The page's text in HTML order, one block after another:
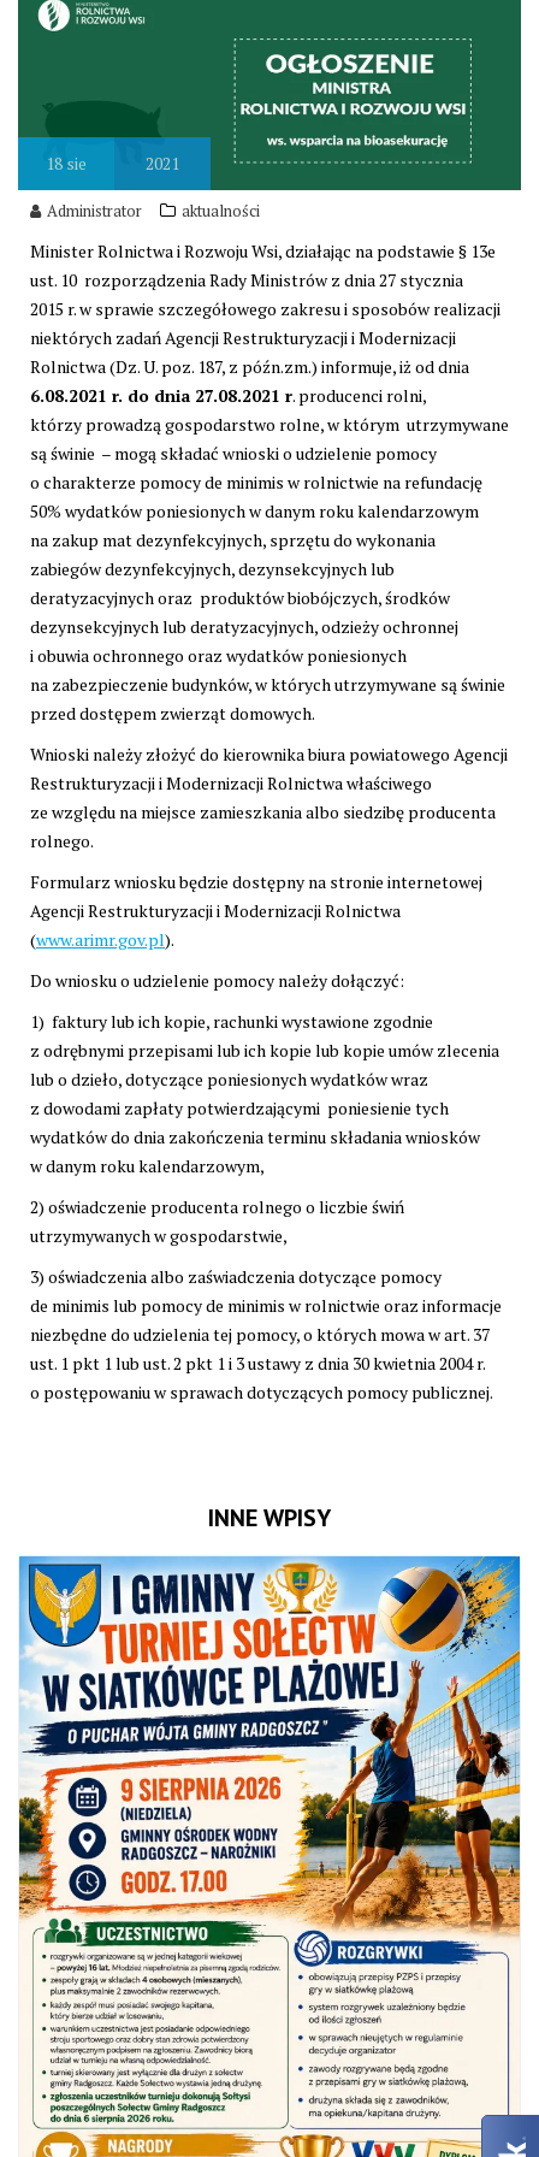
18 sie 2021
Administrator aktualności
Minister Rolnictwa i Rozwoju Wsi, działając na podstawie § 13e
ust. 10 rozporządzenia Rady Ministrów z dnia 27 stycznia
2015 r. w sprawie szczegółowego zakresu i sposobów realizacji
niektórych zadań Agencji Restrukturyzacji i Modernizacji
Rolnictwa (Dz. U. poz. 187, z późn.zm.) informuje, iż od dnia
6.08.2021 r. do dnia 27.08.2021 r. producenci rolni,
którzy prowadzą gospodarstwo rolne, w którym utrzymywane
są świnie – mogą składać wnioski o udzielenie pomocy
o charakterze pomocy de minimis w rolnictwie na refundację
50% wydatków poniesionych w danym roku kalendarzowym
na zakup mat dezynfekcyjnych, sprzętu do wykonania
zabiegów dezynfekcyjnych, dezynsekcyjnych lub
deratyzacyjnych oraz produktów biobójczych, środków
dezynsekcyjnych lub deratyzacyjnych, odzieży ochronnej
i obuwia ochronnego oraz wydatków poniesionych
na zabezpieczenie budynków, w których utrzymywane są świnie
przed dostępem zwierząt domowych.
Wnioski należy złożyć do kierownika biura powiatowego Agencji
Restrukturyzacji i Modernizacji Rolnictwa właściwego
ze względu na miejsce zamieszkania albo siedzibę producenta
rolnego.
Formularz wniosku będzie dostępny na stronie internetowej
Agencji Restrukturyzacji i Modernizacji Rolnictwa
(www.arimr.gov.pl).
Do wniosku o udzielenie pomocy należy dołączyć:
1) faktury lub ich kopie, rachunki wystawione zgodnie
z odrębnymi przepisami lub ich kopie lub kopie umów zlecenia
lub o dzieło, dotyczące poniesionych wydatków wraz
z dowodami zapłaty potwierdzającymi poniesienie tych
wydatków do dnia zakończenia terminu składania wniosków
w danym roku kalendarzowym,
2) oświadczenie producenta rolnego o liczbie świń
utrzymywanych w gospodarstwie,
3) oświadczenia albo zaświadczenia dotyczące pomocy
de minimis lub pomocy de minimis w rolnictwie oraz informacje
niezbędne do udzielenia tej pomocy, o których mowa w art. 37
ust. 1 pkt 1 lub ust. 2 pkt 1 i 3 ustawy z dnia 30 kwietnia 2004 r.
o postępowaniu w sprawach dotyczących pomocy publicznej.
INNE WPISY